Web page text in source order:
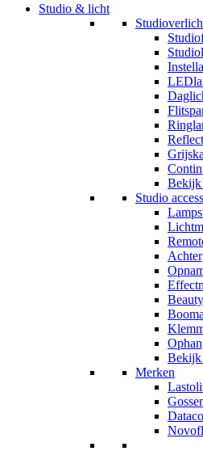
Studio & licht
Bekijk
Studio
Bekijk
Merken